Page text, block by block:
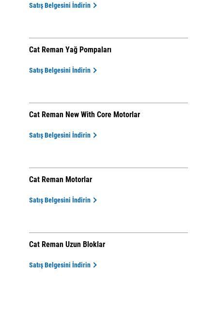
Satış Belgesini İndirin
Cat Reman Yağ Pompaları
Satış Belgesini İndirin
Cat Reman New With Core Motorlar
Satış Belgesini İndirin
Cat Reman Motorlar
Satış Belgesini İndirin
Cat Reman Uzun Bloklar
Satış Belgesini İndirin